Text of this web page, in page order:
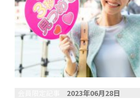
2023年06月28日